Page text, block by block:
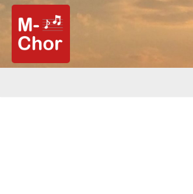
Zum
Inhalt
springen